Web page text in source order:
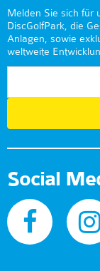
Melden Sie sich für
DiscGolfPark, die
Anlagen, sowie
weltweite
Social